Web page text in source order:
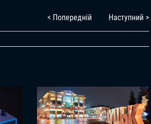
< Попередній Наступний >